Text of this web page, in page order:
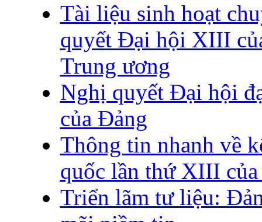
Tài liệu sinh hoạt
quyết Đại hội XIII
Trung ương
Nghị quyết Đại hội
của Đảng
Thông tin nhanh về
quốc lần thứ XIII
Triển lãm tư liệu: